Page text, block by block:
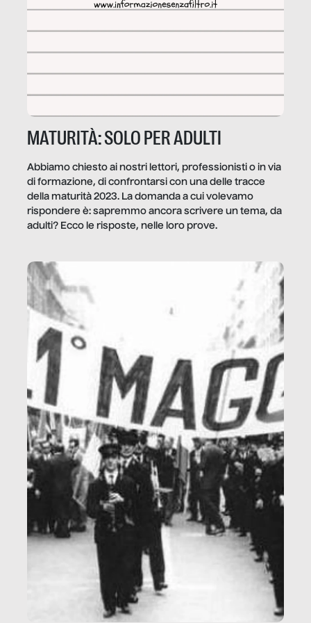
MATURITÀ: SOLO PER ADULTI
Abbiamo chiesto ai nostri lettori, professionisti o in via
di formazione, di confrontarsi con una delle tracce
della maturità 2023. La domanda a cui volevamo
rispondere è: sapremmo ancora scrivere un tema, da
adulti? Ecco le risposte, nelle loro prove.